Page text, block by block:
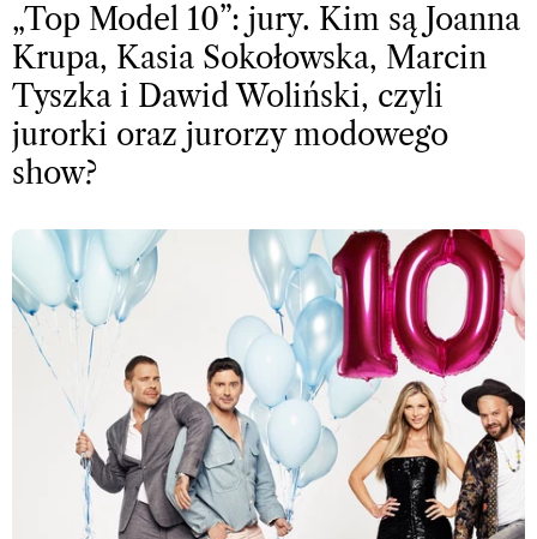
„Top Model 10”: jury. Kim są Joanna
Krupa, Kasia Sokołowska, Marcin
Tyszka i Dawid Woliński, czyli
jurorki oraz jurorzy modowego
show?